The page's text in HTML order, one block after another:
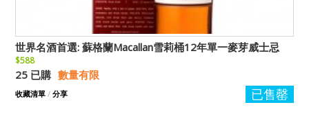
世界名酒首選: 蘇格蘭Macallan雪莉桶12年單一麥芽威士忌
$588
25 已購 數量有限
已售罄
收藏清單 / 分享